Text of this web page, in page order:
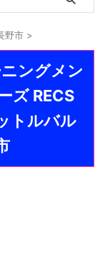
野市 >
ングメン
ズ RECS
トルバル